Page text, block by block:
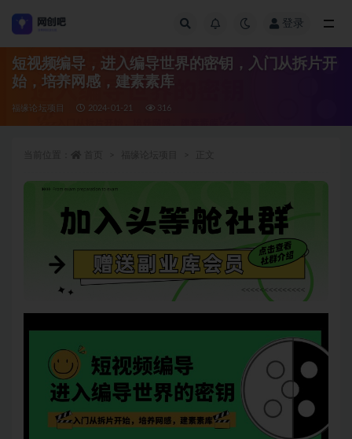
登录
短视频编导，进入编导世界的密钥，入门从拆片开
始，培养网感，建素素库
福缘论坛项目 2024-01-21 316